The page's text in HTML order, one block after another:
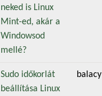
neked is Linux
Mint-ed, akár a
Windowsod
mellé?
Sudo időkorlát
beállítása Linux
balacy